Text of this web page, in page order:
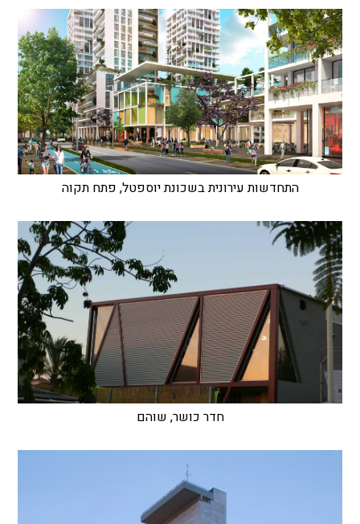
התחדשות עירונית בשכונת יוספטל, פתח תקוה
חדר כושר, שוהם